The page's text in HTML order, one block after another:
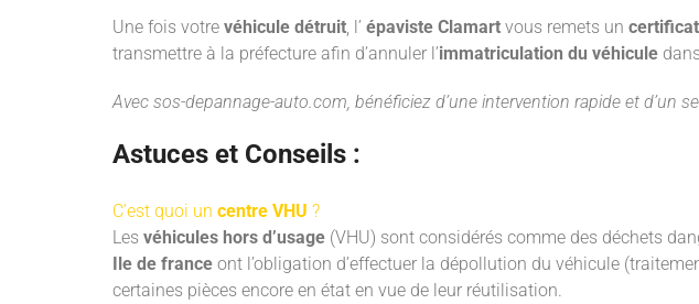
Une fois votre véhicule détruit, l’ épaviste Clamart vous remets un
transmettre à la préfecture afin d’annuler l’immatriculation du véhicule
Avec sos-depannage-auto.com, bénéficiez d’une intervention rapide et d’un
Astuces et Conseils :
C’est quoi un centre VHU ?
Les véhicules hors d’usage (VHU) sont considérés comme des déchets
Ile de france ont l’obligation d’effectuer la dépollution du véhicule
certaines pièces encore en état en vue de leur réutilisation.